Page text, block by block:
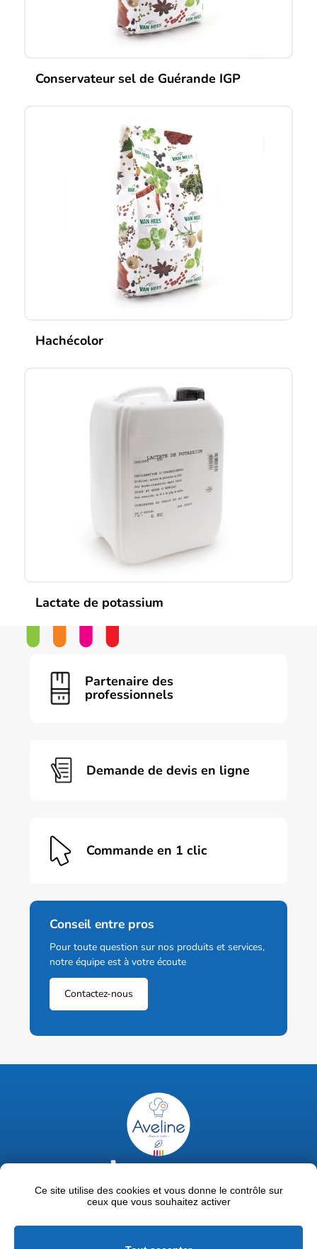
Conservateur sel de Guérande IGP
Hachécolor
Lactate de potassium
Partenaire des
professionnels
Demande de devis en ligne
Commande en 1 clic
Conseil entre pros
Pour toute question sur nos produits et services,
notre équipe est à votre écoute
Contactez-nous
02 47 63 18 92
contact@avelinepro.fr
Ce site utilise des cookies et vous donne le contrôle sur
ceux que vous souhaitez activer